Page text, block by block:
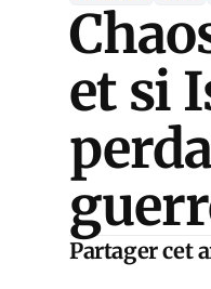
et si
Partager cet